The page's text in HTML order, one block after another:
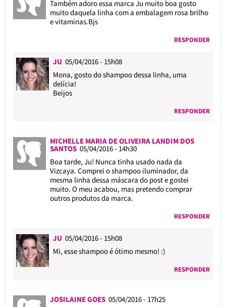
Também adoro essa marca Ju muito boa gosto
muito daquela linha com a embalagem rosa brilho
e vitaminas.Bjs
RESPONDER
JU 05/04/2016 - 15h08
Mona, gosto do shampoo dessa linha, uma
delícia!
Beijos
RESPONDER
MICHELLE MARIA DE OLIVEIRA LANDIM DOS
SANTOS 05/04/2016 - 14h30
Boa tarde, Ju! Nunca tinha usado nada da
Vizcaya. Comprei o shampoo iluminador, da
mesma linha dessa máscara do post e gostei
muito. O meu acabou, mas pretendo comprar
outros produtos da marca.
RESPONDER
JU 05/04/2016 - 15h08
Mi, esse shampoo é ótimo mesmo! :)
RESPONDER
JOSILAINE GOES 05/04/2016 - 17h25